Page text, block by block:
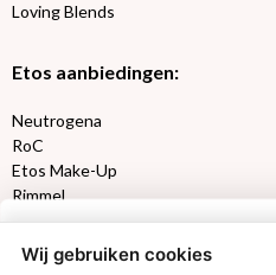
Loving Blends
Etos aanbiedingen:
Neutrogena
RoC
Etos Make-Up
Rimmel
Max Factor
Wij gebruiken cookies